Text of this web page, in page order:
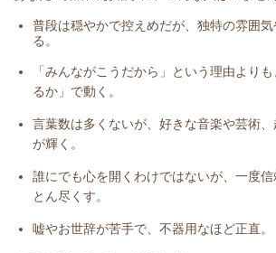
普段は穏やかで控えめだが、独特の雰囲
る。
「みんながこうだから」という理由より
るか」で動く。
言葉数は多くないが、好きな音楽や芸術
が輝く。
誰にでも心を開くわけではないが、一度
とん尽くす。
嘘やお世辞が苦手で、不器用なほど正直。